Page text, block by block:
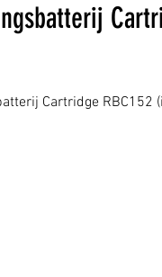
Cartridge RBC152